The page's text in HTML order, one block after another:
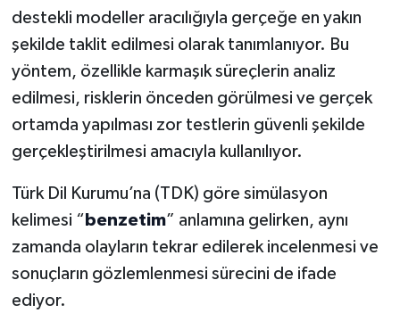
destekli modeller aracılığıyla gerçeğe en yakın
şekilde taklit edilmesi olarak tanımlanıyor. Bu
yöntem, özellikle karmaşık süreçlerin analiz
edilmesi, risklerin önceden görülmesi ve gerçek
ortamda yapılması zor testlerin güvenli şekilde
gerçekleştirilmesi amacıyla kullanılıyor.
Türk Dil Kurumu’na (TDK) göre simülasyon
kelimesi “ benzetim” anlamına gelirken, aynı
zamanda olayların tekrar edilerek incelenmesi ve
sonuçların gözlemlenmesi sürecini de ifade
ediyor.